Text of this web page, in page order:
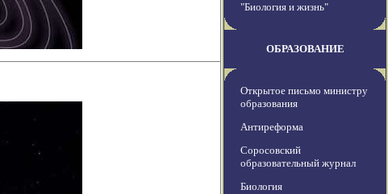
"Биология и жизнь"
ОБРАЗОВАНИЕ
Открытое письмо министру
образования
Антиреформа
Соросовский
образовательный журнал
Биология